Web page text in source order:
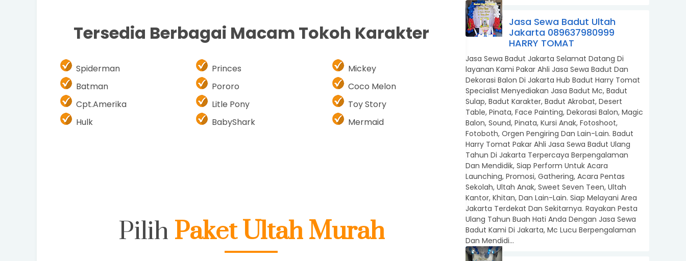
Tersedia Berbagai Macam Tokoh Karakter
Spiderman
Batman
Cpt.Amerika
Hulk
Princes
Pororo
Litle Pony
BabyShark
Mickey
Coco Melon
Toy Story
Mermaid
Pilih Paket Ultah Murah
Jasa Sewa Badut Ultah
Jakarta 089637980999
HARRY TOMAT
Jasa Sewa Badut Jakarta Selamat Datang Di
layanan Kami Pakar Ahli Jasa Sewa Badut Dan
Dekorasi Balon Di Jakarta Hub Badut Harry Tomat
Specialist Menyediakan Jasa Badut Mc, Badut
Sulap, Badut Karakter, Badut Akrobat, Desert
Table, Pinata, Face Painting, Dekorasi Balon, Magic
Balon, Sound, Pinata, Kursi Anak, Fotoshoot,
Fotoboth, Orgen Pengiring Dan Lain-Lain. Badut
Harry Tomat Pakar Ahli Jasa Sewa Badut Ulang
Tahun Di Jakarta Terpercaya Berpengalaman
Dan Mendidik, Siap Perform Untuk Acara
Launching, Promosi, Gathering, Acara Pentas
Sekolah, Ultah Anak, Sweet Seven Teen, Ultah
Kantor, Khitan, Dan Lain-Lain. Siap Melayani Area
Jakarta Terdekat Dan Sekitarnya. Rayakan Pesta
Ulang Tahun Buah Hati Anda Dengan Jasa Sewa
Badut Kami Di Jakarta, Mc Lucu Berpengalaman
Dan Mendidi...